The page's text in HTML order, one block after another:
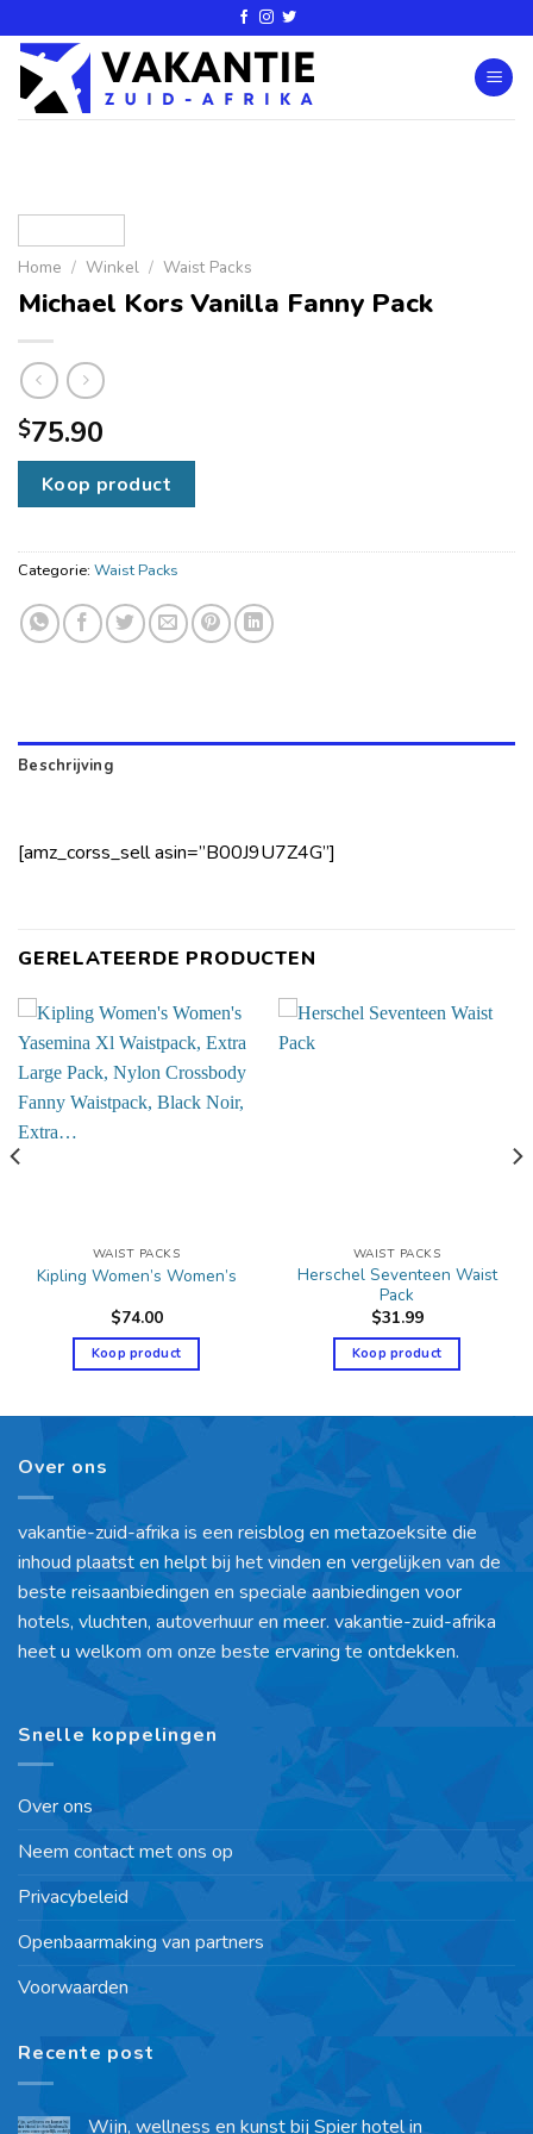
Home / Winkel / Waist Packs
Michael Kors Vanilla Fanny Pack
$75.90
Koop product
Categorie: Waist Packs
Beschrijving
[amz_corss_sell asin=”B00J9U7Z4G”]
GERELATEERDE PRODUCTEN
WAIST PACKS
Kipling Women’s Women’s
$74.00
Koop product
WAIST PACKS
Herschel Seventeen Waist
Pack
$31.99
Koop product
Over ons
vakantie-zuid-afrika is een reisblog en metazoeksite die
inhoud plaatst en helpt bij het vinden en vergelijken van de
beste reisaanbiedingen en speciale aanbiedingen voor
hotels, vluchten, autoverhuur en meer. vakantie-zuid-afrika
heet u welkom om onze beste ervaring te ontdekken.
Snelle koppelingen
Over ons
Neem contact met ons op
Privacybeleid
Openbaarmaking van partners
Voorwaarden
Recente post
Wijn, wellness en kunst bij Spier hotel in